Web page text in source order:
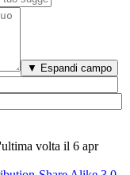
▼ Espandi campo
volta il 6 apr